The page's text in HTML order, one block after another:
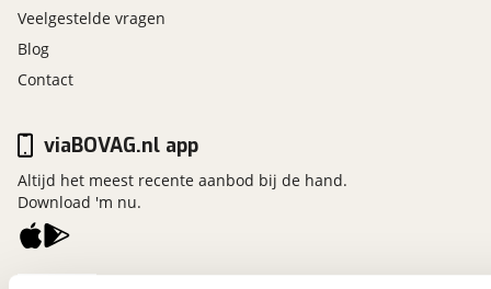
Veelgestelde vragen
Blog
Contact
viaBOVAG.nl app
Altijd het meest recente aanbod bij de hand.
Download 'm nu.